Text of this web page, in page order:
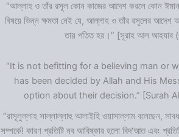
“আল্লাহ ও তাঁর রসূল কোন কাজের আদেশ করলে কোন
বিষয়ে ভিন্ন ক্ষমতা নেই যে, আল্লাহ ও তাঁর রসূলের আদেশ
তায় পতিত হয়।” [সূরাহ আল আহযাব
“It is not befitting for a believing man or
has been decided by Allah and His
option about their decision.” [Surah
“রাসূলুল্লাহ সাল্লাল্লাহু আলাইহি ওয়াসাল্লাম বলেছেন,
সম্পর্কে! কারণ প্রতিটি নব আবিষ্কার হলো বিদ‘আত এবং